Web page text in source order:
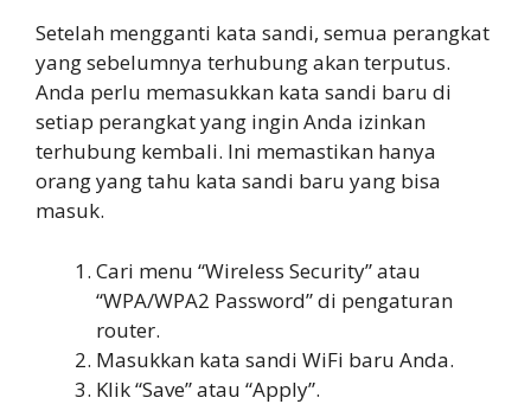
Setelah mengganti kata sandi, semua perangkat
yang sebelumnya terhubung akan terputus.
Anda perlu memasukkan kata sandi baru di
setiap perangkat yang ingin Anda izinkan
terhubung kembali. Ini memastikan hanya
orang yang tahu kata sandi baru yang bisa
masuk.
Cari menu “Wireless Security” atau
“WPA/WPA2 Password” di pengaturan
router.
Masukkan kata sandi WiFi baru Anda.
Klik “Save” atau “Apply”.